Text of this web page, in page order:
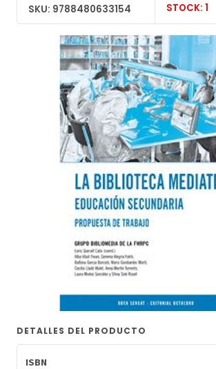
SKU: 9788480633154 STOCK: 1
DETALLES DEL PRODUCTO
ISBN